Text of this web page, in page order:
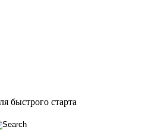
быстрого старта